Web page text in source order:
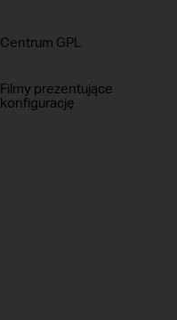
Centrum GPL
Filmy prezentujące
konfigurację